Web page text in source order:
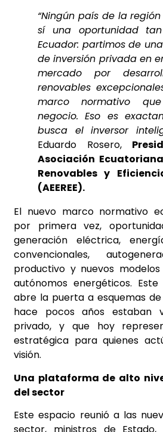
“Ningún país de la
sí una oportunidad
Ecuador: partimos de
de inversión privada en
mercado por
renovables
marco normativo
negocio. Eso es
busca el inversor
Eduardo Rosero,
Asociación
Renovables y
(AEEREE).
El nuevo marco normativo
por primera vez,
generación eléctrica,
convencionales,
productivo y nuevos
autónomos energéticos.
abre la puerta a esquemas
hace pocos años estaban
privado, y que hoy
estratégica para quienes
visión.
Una plataforma de alto
del sector
Este espacio reunió a las